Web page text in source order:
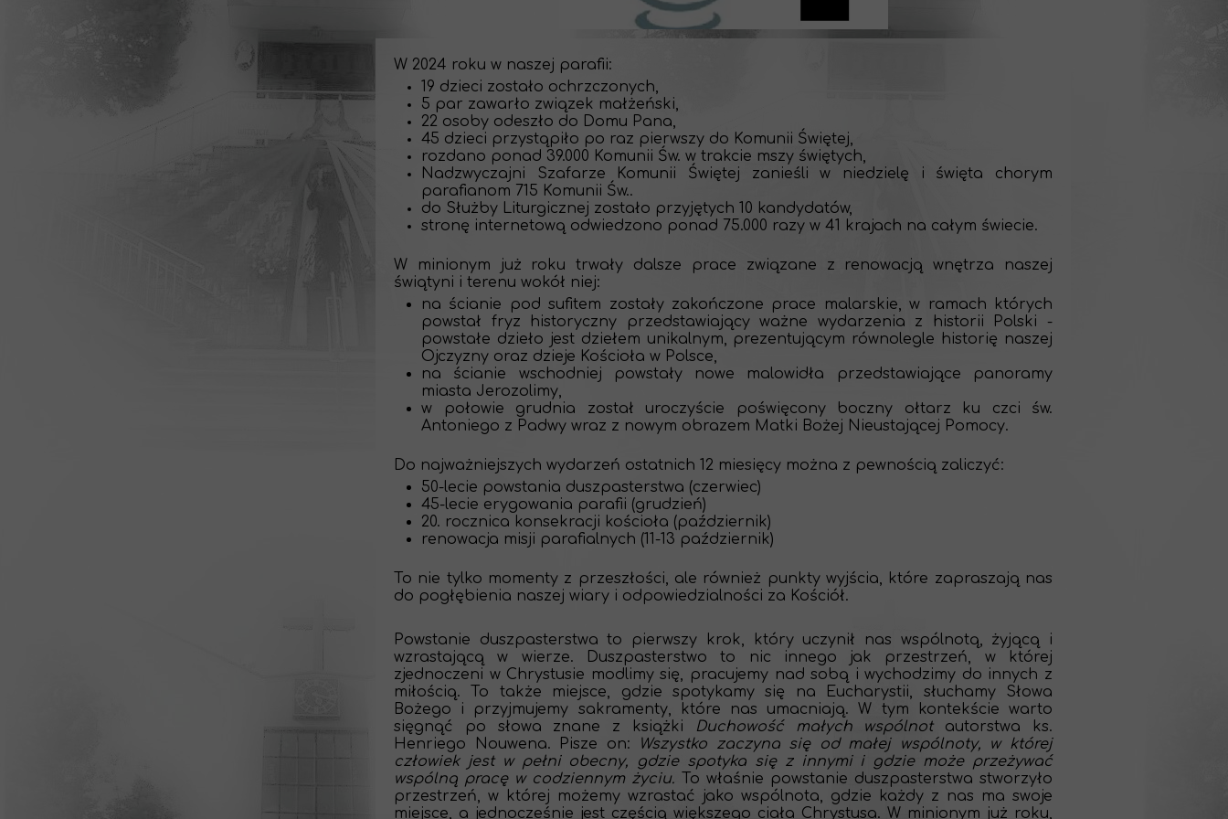
Standardy ochrony małoletnich
W 2024 roku w naszej parafii:
19 dzieci zostało ochrzczonych,
5 par zawarło związek małżeński,
22 osoby odeszło do Domu Pana,
45 dzieci przystąpiło po raz pierwszy do Komunii Świętej,
rozdano ponad 39.000 Komunii Św. w trakcie mszy świętych,
Nadzwyczajni Szafarze Komunii Świętej zanieśli w niedzielę i święta chorym
parafianom 715 Komunii Św..
do Służby Liturgicznej zostało przyjętych 10 kandydatów,
stronę internetową odwiedzono ponad 75.000 razy w 41 krajach na całym świecie.
W minionym już roku trwały dalsze prace związane z renowacją wnętrza naszej
świątyni i terenu wokół niej:
na ścianie pod sufitem zostały zakończone prace malarskie, w ramach których
powstał fryz historyczny przedstawiający ważne wydarzenia z historii Polski -
powstałe dzieło jest dziełem unikalnym, prezentującym równolegle historię naszej
Ojczyzny oraz dzieje Kościoła w Polsce,
na ścianie wschodniej powstały nowe malowidła przedstawiające panoramy
miasta Jerozolimy,
w połowie grudnia został uroczyście poświęcony boczny ołtarz ku czci św.
Antoniego z Padwy wraz z nowym obrazem Matki Bożej Nieustającej Pomocy.
Do najważniejszych wydarzeń ostatnich 12 miesięcy można z pewnością zaliczyć:
50-lecie powstania duszpasterstwa (czerwiec)
45-lecie erygowania parafii (grudzień)
20. rocznica konsekracji kościoła (październik)
renowacja misji parafialnych (11-13 październik)
To nie tylko momenty z przeszłości, ale również punkty wyjścia, które zapraszają nas
do pogłębienia naszej wiary i odpowiedzialności za Kościół.
Powstanie duszpasterstwa to pierwszy krok, który uczynił nas wspólnotą, żyjącą i
wzrastającą w wierze. Duszpasterstwo to nic innego jak przestrzeń, w której
zjednoczeni w Chrystusie modlimy się, pracujemy nad sobą i wychodzimy do innych z
miłością. To także miejsce, gdzie spotykamy się na Eucharystii, słuchamy Słowa
Bożego i przyjmujemy sakramenty, które nas umacniają. W tym kontekście warto
sięgnąć po słowa znane z książki
Duchowość małych wspólnotautorstwa ks.
Henriego Nouwena. Pisze on:
Wszystko zaczyna się od małej wspólnoty, w której
człowiek jest w pełni obecny, gdzie spotyka się z innymi i gdzie może przeżywać
wspólną pracę w codziennym życiu.
To właśnie powstanie duszpasterstwa stworzyło
przestrzeń, w której możemy wzrastać jako wspólnota, gdzie każdy z nas ma swoje
miejsce, a jednocześnie jest częścią większego ciała Chrystusa. W minionym już roku,